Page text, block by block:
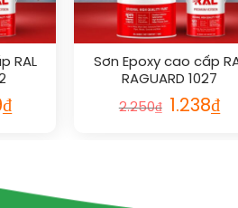
RAL
₫
Sơn Epoxy cao cấp
RAGUARD 1027
2.250₫ 1.238₫